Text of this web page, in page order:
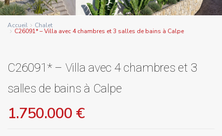
Accueil Chalet
C26091* – Villa avec 4 chambres et 3 salles de bains à Calpe
C26091* – Villa avec 4 chambres et 3
salles de bains à Calpe
1.750.000 €